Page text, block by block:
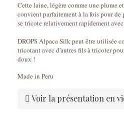
Cette laine, légère comme une plume
convient parfaitement à la fois pour de
se tricote relativement rapidement
DROPS Alpaca Silk peut être utilisée
tricotant avec d'autres fils à tricoter
doux !
Made in Peru
Voir la présentation en